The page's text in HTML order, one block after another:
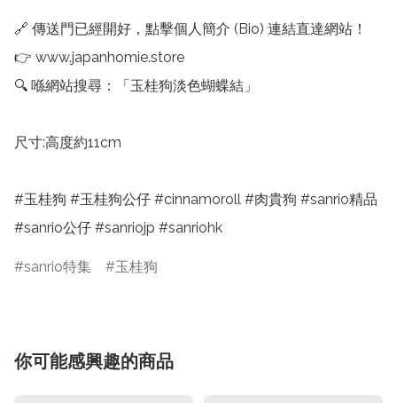
🔗 傳送門已經開好，點擊個人簡介 (Bio) 連結直達網站！
👉 www.japanhomie.store
🔍 喺網站搜尋：「玉桂狗淡色蝴蝶結」
尺寸:高度約11cm
#玉桂狗 #玉桂狗公仔 #cinnamoroll #肉貴狗 #sanrio精品
#sanrio公仔 #sanriojp #sanriohk
sanrio特集 玉桂狗
你可能感興趣的商品